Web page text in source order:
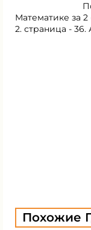
Математике за 2
2. страница - 36.
Похожие